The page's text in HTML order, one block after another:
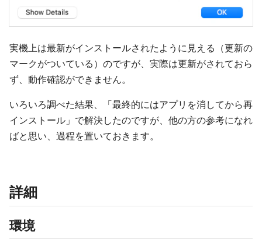
実機上は最新がインストールされたように見える（更新の
マークがついている）のですが、実際は更新がされておら
ず、動作確認ができません。
いろいろ調べた結果、「最終的にはアプリを消してから再
インストール」で解決したのですが、他の方の参考になれ
ばと思い、過程を置いておきます。
詳細
環境